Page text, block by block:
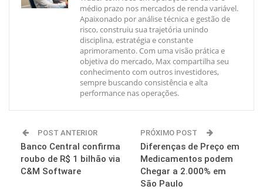
médio prazo nos mercados de renda variável.
Apaixonado por análise técnica e gestão de
risco, construiu sua trajetória unindo
disciplina, estratégia e constante
aprimoramento. Com uma visão prática e
objetiva do mercado, Max compartilha seu
conhecimento com outros investidores,
sempre buscando consistência e alta
performance nas operações.
POST ANTERIOR
Banco Central confirma
roubo de R$ 1 bilhão via
C&M Software
PRÓXIMO POST
Diferenças de Preço em
Medicamentos podem
Chegar a 2.000% em
São Paulo